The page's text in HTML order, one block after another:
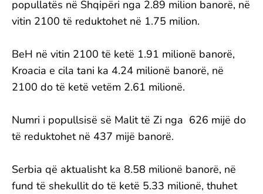
popullatës në Shqipëri nga 2.89 milion banorë, në
vitin 2100 të reduktohet në 1.75 milion.
BeH në vitin 2100 të ketë 1.91 milionë banorë,
Kroacia e cila tani ka 4.24 milionë banorë, në
2100 do të ketë vetëm 2.61 milionë.
Numri i popullsisë së Malit të Zi nga 626 mijë do
të reduktohet në 437 mijë banorë.
Serbia që aktualisht ka 8.58 milionë banorë, në
fund të shekullit do të ketë 5.33 milionë, thuhet